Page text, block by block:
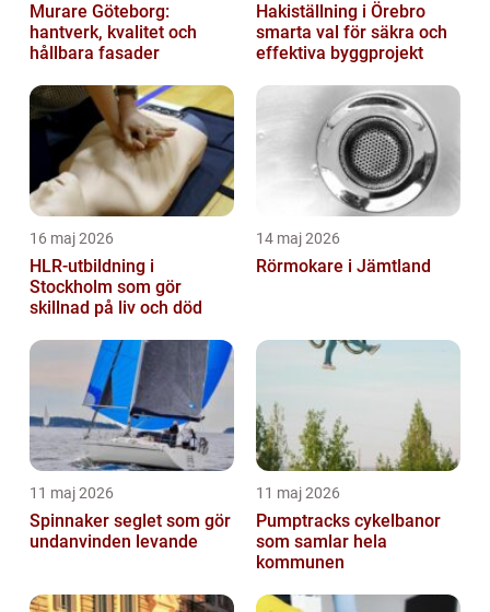
Murare Göteborg:
hantverk, kvalitet och
hållbara fasader
Hakiställning i Örebro
smarta val för säkra och
effektiva byggprojekt
16 maj 2026
HLR-utbildning i
Stockholm som gör
skillnad på liv och död
14 maj 2026
Rörmokare i Jämtland
11 maj 2026
Spinnaker seglet som gör
undanvinden levande
11 maj 2026
Pumptracks cykelbanor
som samlar hela
kommunen